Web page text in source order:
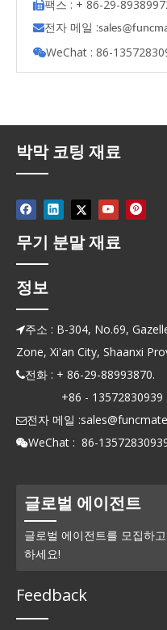
팩스 : + 86-29-
전자 메일 :s
WeChat : 86-
박막 코팅 재료
무기 분말 재료
정보
주소 : B-304, No.69,
Zone, Xi'an City, Shaanxi
전화 : + 86-29-88993870.
+86 - 13572830939
전자 메일 :
WeChat : 86-
글로벌 에이전트
글로벌 에이전트를 모집하
하세요!
Feedback